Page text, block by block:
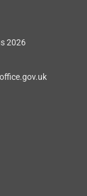
2026